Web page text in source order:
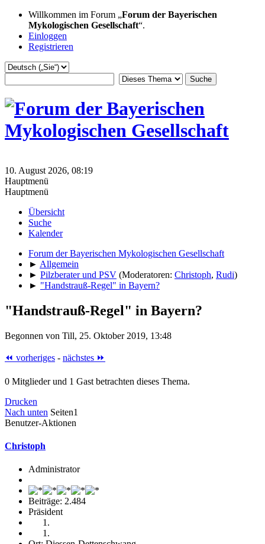
Willkommen im Forum „Forum der Bayerischen
Mykologischen Gesellschaft“.
Einloggen
Registrieren
10. August 2026, 08:19
Hauptmenü
Hauptmenü
Übersicht
Suche
Kalender
Forum der Bayerischen Mykologischen Gesellschaft
► Allgemein
► Pilzberater und PSV (Moderatoren: Christoph, Rudi)
► "Handstrauß-Regel" in Bayern?
"Handstrauß-Regel" in Bayern?
Begonnen von Till, 25. Oktober 2019, 13:48
⏪ vorheriges - nächstes ⏩
0 Mitglieder und 1 Gast betrachten dieses Thema.
Drucken
Nach unten Seiten1
Benutzer-Aktionen
Christoph
Administrator
Beiträge: 2.484
Präsident